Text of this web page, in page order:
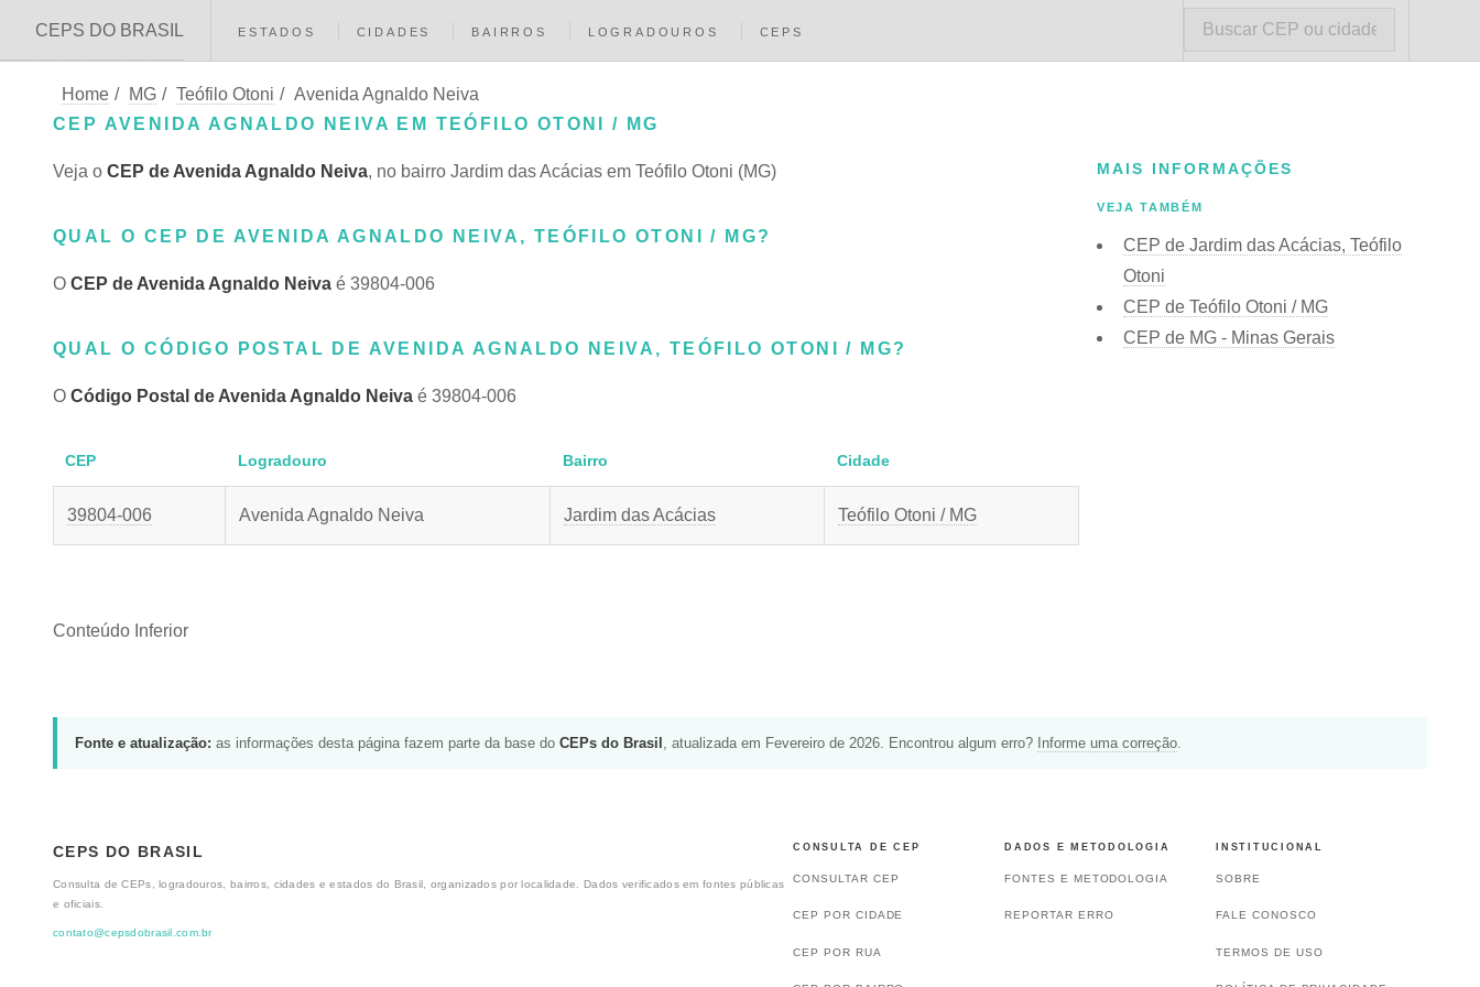
CEPS DO BRASIL ESTADOS CIDADES BAIRROS LOGRADOUROS CEPS
Home / MG / Teófilo Otoni / Avenida Agnaldo Neiva
CEP AVENIDA AGNALDO NEIVA EM TEÓFILO OTONI / MG
Veja o CEP de Avenida Agnaldo Neiva, no bairro Jardim das Acácias em Teófilo Otoni (MG)
QUAL O CEP DE AVENIDA AGNALDO NEIVA, TEÓFILO OTONI / MG?
O CEP de Avenida Agnaldo Neiva é 39804-006
QUAL O CÓDIGO POSTAL DE AVENIDA AGNALDO NEIVA, TEÓFILO OTONI / MG?
O Código Postal de Avenida Agnaldo Neiva é 39804-006
CEP Logradouro Bairro Cidade
39804-006 Avenida Agnaldo Neiva Jardim das Acácias Teófilo Otoni / MG
Conteúdo Inferior
MAIS INFORMAÇÕES
VEJA TAMBÉM
CEP de Jardim das Acácias, Teófilo
Otoni
CEP de Teófilo Otoni / MG
CEP de MG - Minas Gerais
Fonte e atualização: as informações desta página fazem parte da base do CEPs do Brasil , atualizada em Fevereiro de 2026. Encontrou algum erro? Informe uma correção
CEPS DO BRASIL
Consulta de CEPs, logradouros, bairros, cidades e estados do Brasil, organizados por localidade. Dados verificados em fontes públicas
e oficiais.
contato@cepsdobrasil.com.br
CONSULTA DE CEP
CONSULTAR CEP
CEP POR CIDADE
CEP POR RUA
DADOS E METODOLOGIA
FONTES E METODOLOGIA
REPORTAR ERRO
INSTITUCIONAL
SOBRE
FALE CONOSCO
TERMOS DE USO